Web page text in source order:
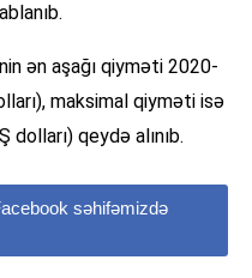
ən aşağı qiyməti 2020-
maksimal qiyməti isə
qeydə alınıb.
səhifəmizdə